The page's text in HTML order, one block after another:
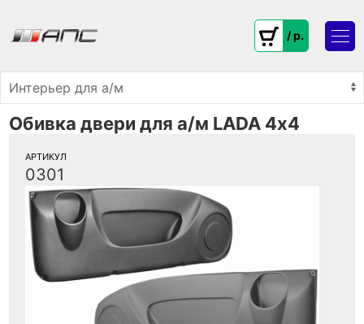
/ p.
Обивка двери для а/м LADA 4х4
АРТИКУЛ
0301